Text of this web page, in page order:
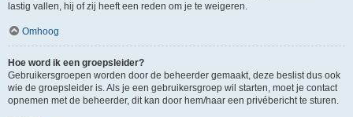
lastig vallen, hij of zij heeft een reden om je te weigeren.
Omhoog
Hoe word ik een groepsleider?
Gebruikersgroepen worden door de beheerder gemaakt, deze beslist dus ook
wie de groepsleider is. Als je een gebruikersgroep wil starten, moet je contact
opnemen met de beheerder, dit kan door hem/haar een privébericht te sturen.